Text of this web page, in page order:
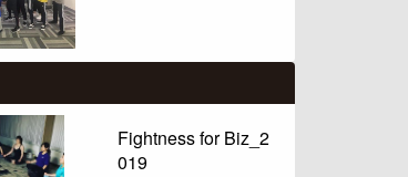
Fightness for Biz_2
019